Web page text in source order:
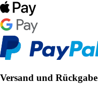
Versand und Rückgabe